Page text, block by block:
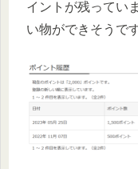
イントが残ってい
い物ができそうです